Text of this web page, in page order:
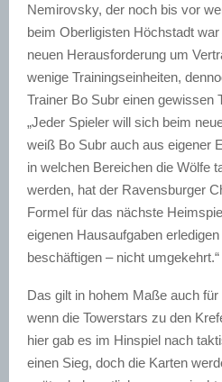
Nemirovsky, der noch bis vor
beim Oberligisten Höchstadt
neuen Herausforderung um
wenige Trainingseinheiten,
Trainer Bo Subr einen gewissen
„Jeder Spieler will sich beim
weiß Bo Subr auch aus eigener
in welchen Bereichen die Wölfe
werden, hat der Ravensburger
Formel für das nächste
eigenen Hausaufgaben
beschäftigen – nicht umgekehrt.“
Das gilt in hohem Maße auch
wenn die Towerstars zu den
hier gab es im Hinspiel nach
einen Sieg, doch die Karten